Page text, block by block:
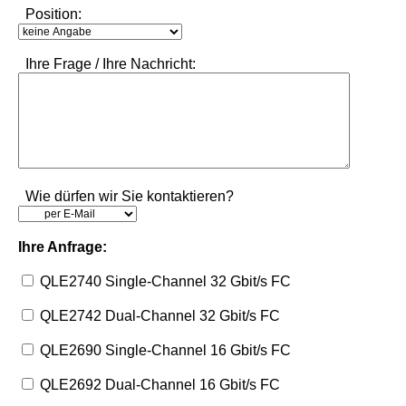
Position:
Ihre Frage / Ihre Nachricht:
Wie dürfen wir Sie kontaktieren?
Ihre Anfrage:
QLE2740 Single-Channel 32 Gbit/s FC
QLE2742 Dual-Channel 32 Gbit/s FC
QLE2690 Single-Channel 16 Gbit/s FC
QLE2692 Dual-Channel 16 Gbit/s FC